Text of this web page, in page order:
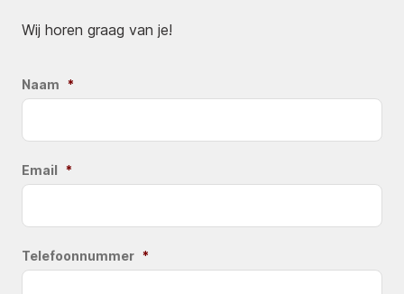
Wij horen graag van je!
Naam *
Email *
Telefoonnummer *